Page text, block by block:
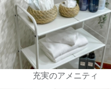
充実のアメニティ